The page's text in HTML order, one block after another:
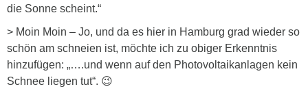
die Sonne scheint.“
> Moin Moin – Jo, und da es hier in Hamburg grad wieder so
schön am schneien ist, möchte ich zu obiger Erkenntnis
hinzufügen: „….und wenn auf den Photovoltaikanlagen kein
Schnee liegen tut“. 😉